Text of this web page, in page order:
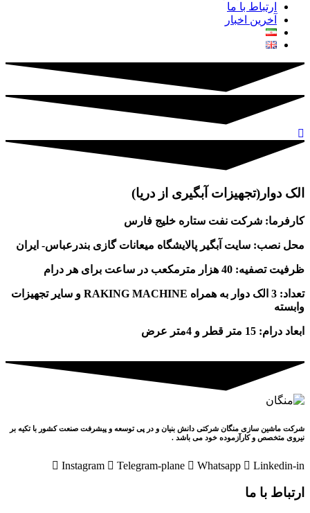
ارتباط با ما
آخرین اخبار
الک دوار(تجهیزات آبگیری از دریا)
کارفرما: شرکت نفت ستاره خلیج فارس
محل نصب: سایت آبگیر پالایشگاه میعانات گازی بندرعباس- ایران
ظرفیت تصفیه: 40 هزار مترمکعب در ساعت برای هر درام
تعداد: 3 الک دوار به همراه RAKING MACHINE و سایر تجهیزات
وابسته
ابعاد درام: 15 متر قطر و 4متر عرض
شرکت ماشین سازی منگان شرکتی دانش بنیان و در پی توسعه و پیشرفت صنعت کشور با تکیه بر
نیروی متخصص و کارآزموده خود می باشد .
Instagram Telegram-plane Whatsapp Linkedin-in
ارتباط با ما